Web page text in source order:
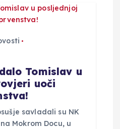
Tomislav u
uoči
savladali su NK
Mokrom Docu, u